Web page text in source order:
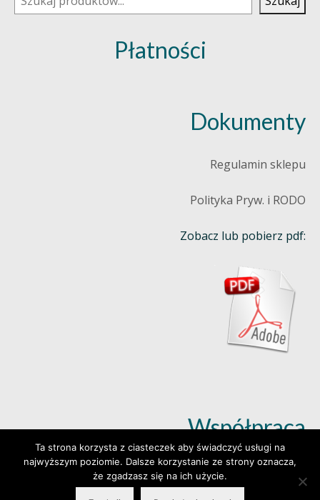
Płatności
Dokumenty
Regulamin sklepu
Polityka Pryw. i RODO
Zobacz lub pobierz pdf:
Współpraca
Dowiedz się więcej (klik)
Ta strona korzysta z ciasteczek aby świadczyć usługi na
najwyższym poziomie. Dalsze korzystanie ze strony oznacza,
że zgadzasz się na ich użycie.